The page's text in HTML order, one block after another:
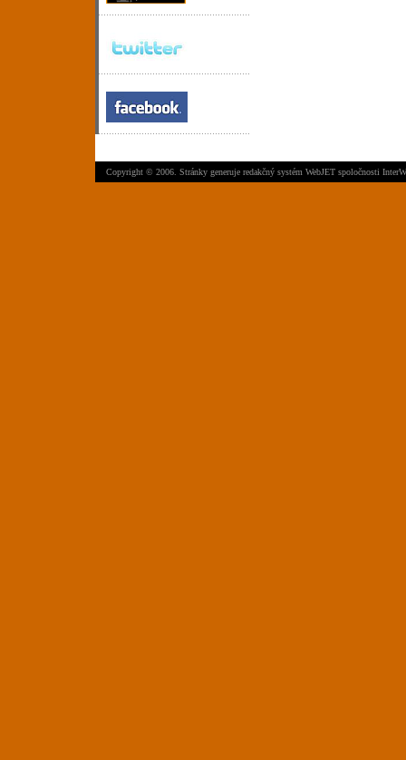
Copyright © 2006. Stránky generuje redakčný systém WebJET spoločnosti